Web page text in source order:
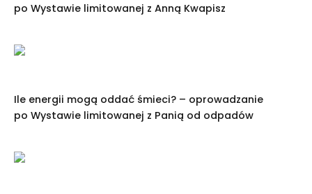
po Wystawie limitowanej z Anną Kwapisz
Ile energii mogą oddać śmieci? – oprowadzanie
po Wystawie limitowanej z Panią od odpadów